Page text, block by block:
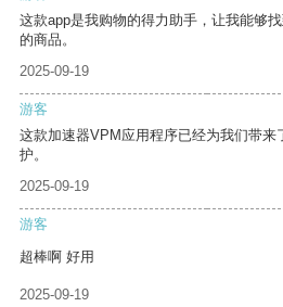
这款app是我购物的得力助手，让我能够
的商品。
2025-09-19
游客
这款加速器VPM应用程序已经为我们带来
护。
2025-09-19
游客
超棒啊 好用
2025-09-19